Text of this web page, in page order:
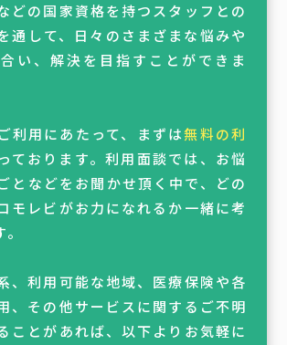
どの国家資格を持つスタッフとの
通して、日々のさまざまな悩みや
い、解決を目指すことができま
利用にあたって、まずは無料の利
ております。利用面談では、お悩
となどをお聞かせ頂く中で、どの
モレビがお力になれるか一緒に考
、利用可能な地域、医療保険や各
、その他サービスに関するご不明
ことがあれば、以下よりお気軽に